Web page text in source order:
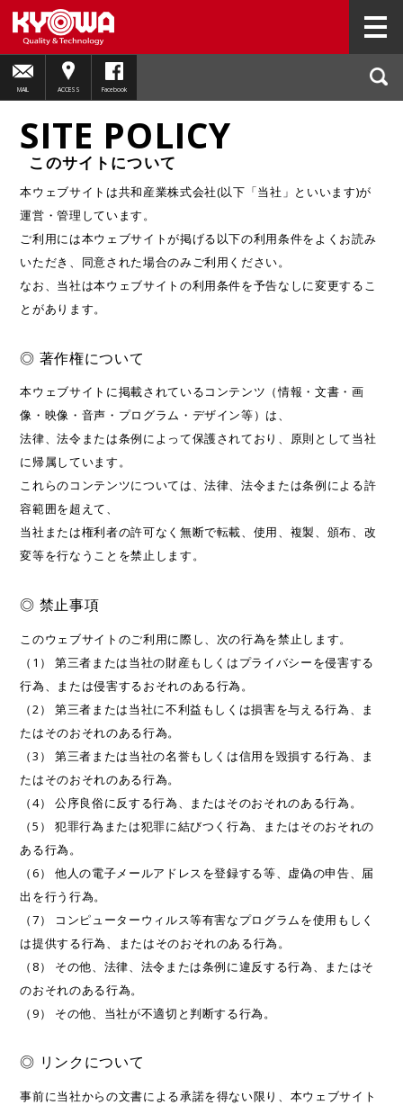
MAIL ACCESS Facebook
HOME このサイトについて
SITE POLICY
このサイトについて
本ウェブサイトは共和産業株式会社(以下「当社」といいます)が
運営・管理しています。
ご利用には本ウェブサイトが掲げる以下の利用条件をよくお読み
いただき、同意された場合のみご利用ください。
なお、当社は本ウェブサイトの利用条件を予告なしに変更するこ
とがあります。
◎ 著作権について
本ウェブサイトに掲載されているコンテンツ（情報・文書・画
像・映像・音声・プログラム・デザイン等）は、
法律、法令または条例によって保護されており、原則として当社
に帰属しています。
これらのコンテンツについては、法律、法令または条例による許
容範囲を超えて、
当社または権利者の許可なく無断で転載、使用、複製、頒布、改
変等を行なうことを禁止します。
◎ 禁止事項
このウェブサイトのご利用に際し、次の行為を禁止します。
（1） 第三者または当社の財産もしくはプライバシーを侵害する
行為、または侵害するおそれのある行為。
（2） 第三者または当社に不利益もしくは損害を与える行為、ま
たはそのおそれのある行為。
（3） 第三者または当社の名誉もしくは信用を毀損する行為、ま
たはそのおそれのある行為。
（4） 公序良俗に反する行為、またはそのおそれのある行為。
（5） 犯罪行為または犯罪に結びつく行為、またはそのおそれの
ある行為。
（6） 他人の電子メールアドレスを登録する等、虚偽の申告、届
出を行う行為。
（7） コンピューターウィルス等有害なプログラムを使用もしく
は提供する行為、またはそのおそれのある行為。
（8） その他、法律、法令または条例に違反する行為、またはそ
のおそれのある行為。
（9） その他、当社が不適切と判断する行為。
◎ リンクについて
事前に当社からの文書による承諾を得ない限り、本ウェブサイト